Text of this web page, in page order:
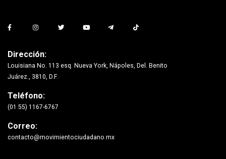
Dirección:
Louisiana No. 113 esq. Nueva York, Nápoles, Del. Benito
Juárez., 3810, D.F.
Teléfono:
(01 55) 1167-6767
Correo:
contacto@movimientociudadano.mx